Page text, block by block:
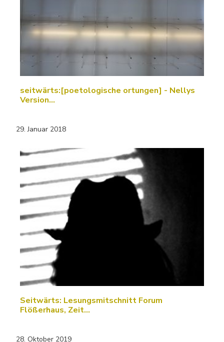
seitwärts:[poetologische ortungen] - Nellys
Version…
29. Januar 2018
Seitwärts: Lesungsmitschnitt Forum
Flößerhaus, Zeit…
28. Oktober 2019